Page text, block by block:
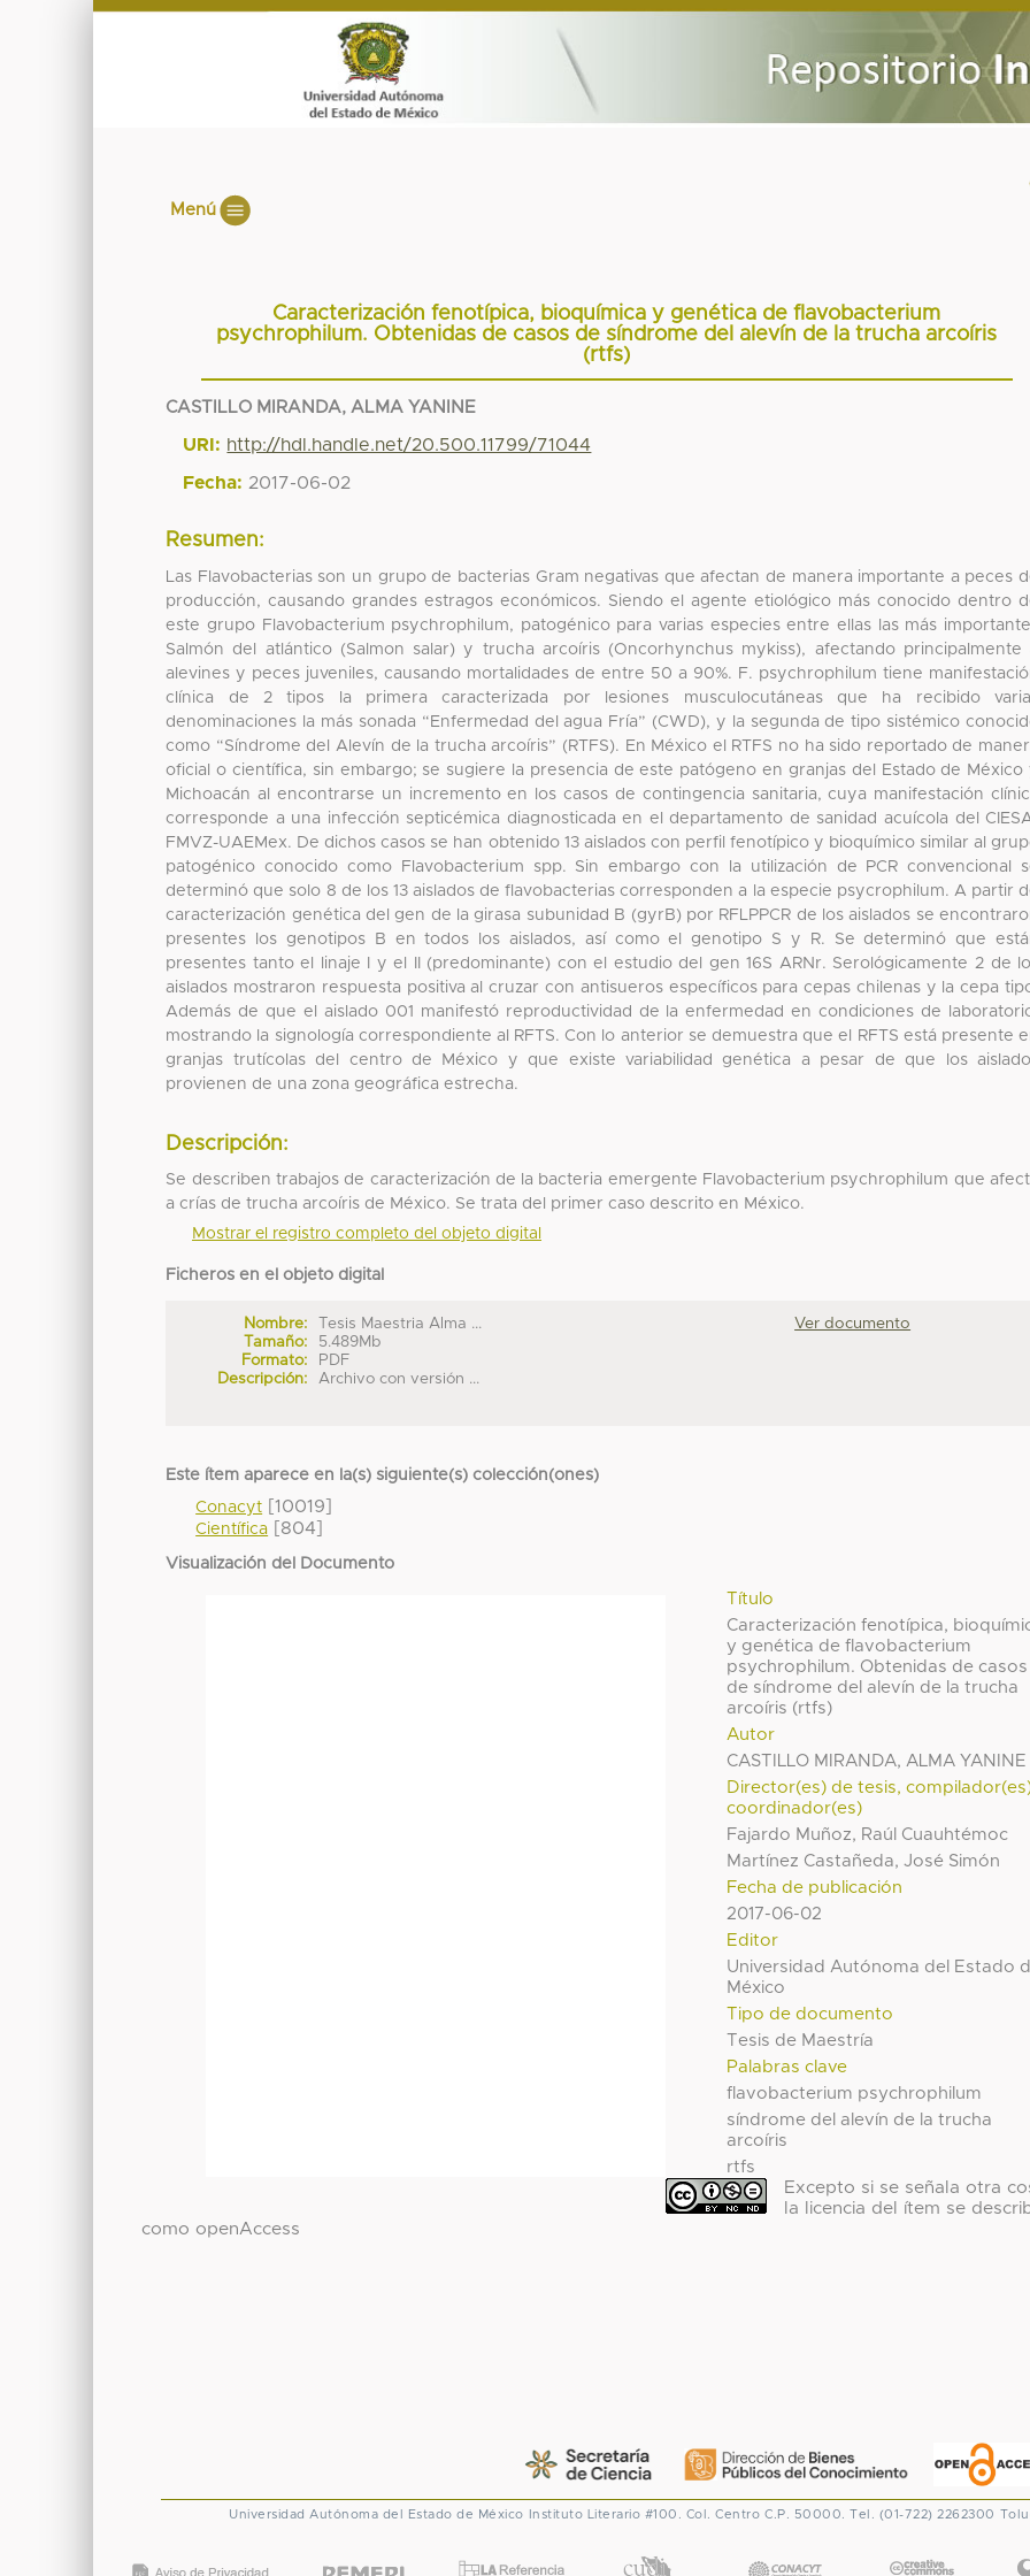
Menú
Caracterización fenotípica, bioquímica y genética de flavobacterium
psychrophilum. Obtenidas de casos de síndrome del alevín de la trucha arcoíris
(rtfs)
CASTILLO MIRANDA, ALMA YANINE
URI: http://hdl.handle.net/20.500.11799/71044
Fecha: 2017-06-02
Resumen:
Las Flavobacterias son un grupo de bacterias Gram negativas que afectan de manera importante a peces
producción, causando grandes estragos económicos. Siendo el agente etiológico más conocido dentro
este grupo Flavobacterium psychrophilum, patogénico para varias especies entre ellas las más
Salmón del atlántico (Salmon salar) y trucha arcoíris (Oncorhynchus mykiss), afectando principalmente
alevines y peces juveniles, causando mortalidades de entre 50 a 90%. F. psychrophilum tiene
clínica de 2 tipos la primera caracterizada por lesiones musculocutáneas que ha recibido
denominaciones la más sonada “Enfermedad del agua Fría” (CWD), y la segunda de tipo sistémico
como “Síndrome del Alevín de la trucha arcoíris” (RTFS). En México el RTFS no ha sido reportado de
oficial o científica, sin embargo; se sugiere la presencia de este patógeno en granjas del Estado de México
Michoacán al encontrarse un incremento en los casos de contingencia sanitaria, cuya manifestación
corresponde a una infección septicémica diagnosticada en el departamento de sanidad acuícola del
FMVZ-UAEMex. De dichos casos se han obtenido 13 aislados con perfil fenotípico y bioquímico similar al
patogénico conocido como Flavobacterium spp. Sin embargo con la utilización de PCR convencional
determinó que solo 8 de los 13 aislados de flavobacterias corresponden a la especie psycrophilum. A partir
caracterización genética del gen de la girasa subunidad B (gyrB) por RFLPPCR de los aislados se
presentes los genotipos B en todos los aislados, así como el genotipo S y R. Se determinó que
presentes tanto el linaje I y el II (predominante) con el estudio del gen 16S ARNr. Serológicamente 2 de
aislados mostraron respuesta positiva al cruzar con antisueros específicos para cepas chilenas y la cepa
Además de que el aislado 001 manifestó reproductividad de la enfermedad en condiciones de
mostrando la signología correspondiente al RFTS. Con lo anterior se demuestra que el RFTS está presente
granjas trutícolas del centro de México y que existe variabilidad genética a pesar de que los
provienen de una zona geográfica estrecha.
Descripción:
Se describen trabajos de caracterización de la bacteria emergente Flavobacterium psychrophilum que
a crías de trucha arcoíris de México. Se trata del primer caso descrito en México.
Mostrar el registro completo del objeto digital
Ficheros en el objeto digital
Nombre:
Tesis Maestria Alma ...
Tamaño:
5.489Mb
Formato:
PDF
Descripción:
Archivo con versión ...
Ver documento
Este ítem aparece en la(s) siguiente(s) colección(ones)
Conacyt [10019]
Científica [804]
Visualización del Documento
Título
Caracterización fenotípica,
y genética de flavobacterium
psychrophilum. Obtenidas de casos
de síndrome del alevín de la trucha
arcoíris (rtfs)
Autor
CASTILLO MIRANDA, ALMA YANINE
Director(es) de tesis,
coordinador(es)
Fajardo Muñoz, Raúl Cuauhtémoc
Martínez Castañeda, José Simón
Fecha de publicación
2017-06-02
Editor
Universidad Autónoma del Estado
México
Tipo de documento
Tesis de Maestría
Palabras clave
flavobacterium psychrophilum
síndrome del alevín de la trucha
arcoíris
rtfs
Excepto si se señala otra
la licencia del ítem se
como openAccess
Universidad Autónoma del Estado de México Instituto Literario #100. Col. Centro C.P. 50000. Tel. (01-722) 2262300